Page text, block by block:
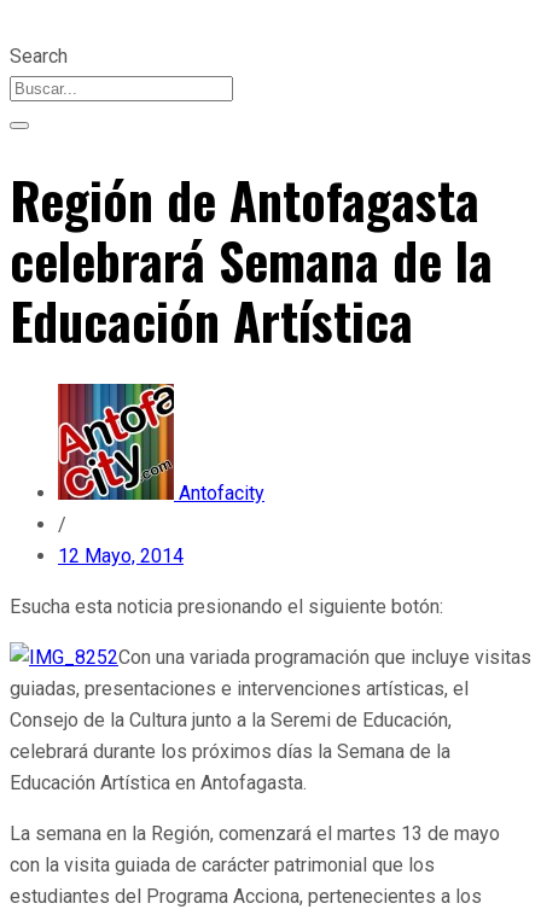
Search
Región de Antofagasta
celebrará Semana de la
Educación Artística
Antofacity
/
12 Mayo, 2014
Esucha esta noticia presionando el siguiente botón:
Con una variada programación que incluye visitas
guiadas, presentaciones e intervenciones artísticas, el
Consejo de la Cultura junto a la Seremi de Educación,
celebrará durante los próximos días la Semana de la
Educación Artística en Antofagasta.
La semana en la Región, comenzará el martes 13 de mayo
con la visita guiada de carácter patrimonial que los
estudiantes del Programa Acciona, pertenecientes a los